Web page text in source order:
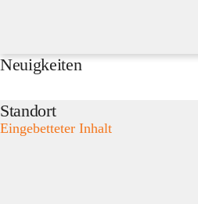
Neuigkeiten
Standort
Eingebetteter Inhalt